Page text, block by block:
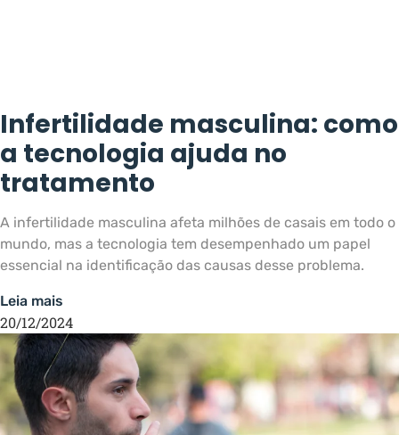
Infertilidade masculina: como
a tecnologia ajuda no
tratamento
A infertilidade masculina afeta milhões de casais em todo o
mundo, mas a tecnologia tem desempenhado um papel
essencial na identificação das causas desse problema.
Leia mais
20/12/2024